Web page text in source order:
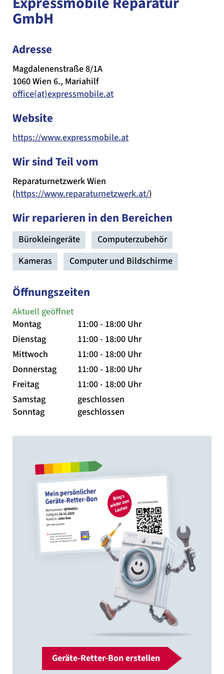
GmbH
Adresse
Magdalenenstraße 8/1A
1060 Wien 6., Mariahilf
office(at)expressmobile.at
Website
https://www.expressmobile.at
Wir sind Teil vom
Reparaturnetzwerk Wien
(https://www.reparaturnetzwerk.at/)
Wir reparieren in den Bereichen
Bürokleingeräte
Computerzubehör
Kameras
Computer und Bildschirme
Öffnungszeiten
Aktuell geöffnet
Montag
11:00 - 18:00 Uhr
Dienstag
11:00 - 18:00 Uhr
Mittwoch
11:00 - 18:00 Uhr
Donnerstag
11:00 - 18:00 Uhr
Freitag
11:00 - 18:00 Uhr
Samstag
geschlossen
Sonntag
geschlossen
Geräte-Retter-Bon erstellen